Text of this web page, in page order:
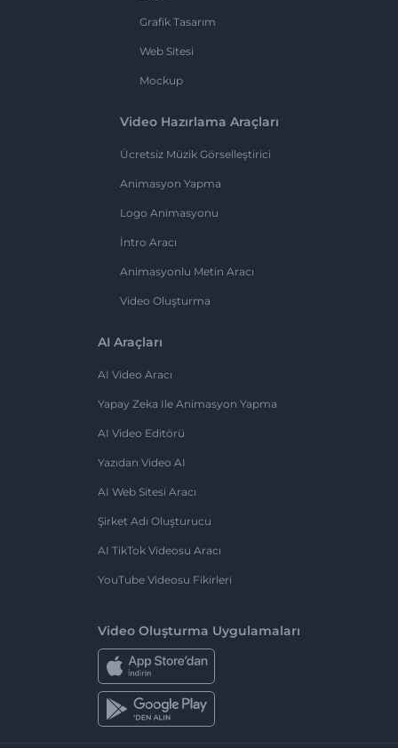
Grafik Tasarım
Web Sitesi
Mockup
Video Hazırlama Araçları
Ücretsiz Müzik Görselleştirici
Animasyon Yapma
Logo Animasyonu
İntro Aracı
Animasyonlu Metin Aracı
Video Oluşturma
AI Araçları
AI Video Aracı
Yapay Zeka Ile Animasyon Yapma
AI Video Editörü
Yazıdan Video AI
AI Web Sitesi Aracı
Şirket Adı Oluşturucu
AI TikTok Videosu Aracı
YouTube Videosu Fikirleri
Video Oluşturma Uygulamaları